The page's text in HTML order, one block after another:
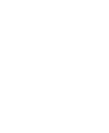
6 Bauer